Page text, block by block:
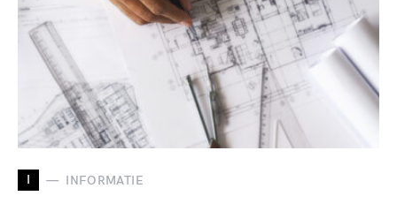
I INFORMATIE